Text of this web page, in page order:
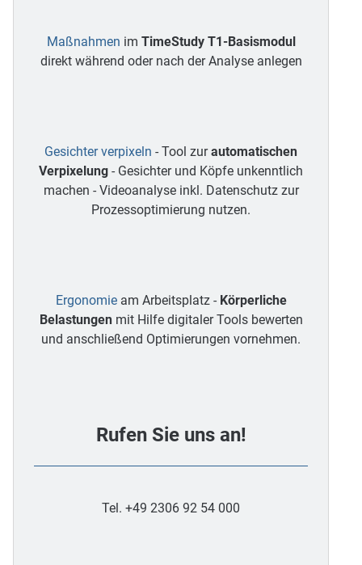
Maßnahmen im TimeStudy T1-Basismodul
direkt während oder nach der Analyse anlegen
Gesichter verpixeln - Tool zurautomatischen
Verpixelung - Gesichter und Köpfe unkenntlich
machen - Videoanalyse inkl. Datenschutz zur
Prozessoptimierung nutzen.
Ergonomieam Arbeitsplatz - Körperliche
Belastungenmit Hilfe digitaler Tools bewerten
und anschließend Optimierungen vornehmen.
Rufen Sie uns an!
Tel. +49 2306 92 54 000